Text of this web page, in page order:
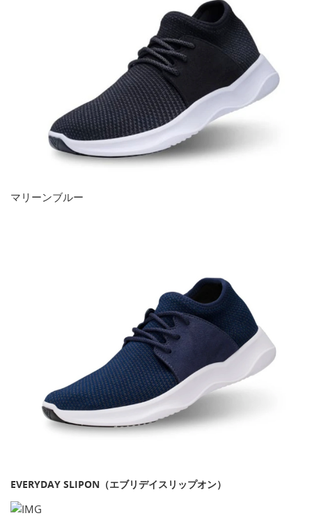
マリーンブルー
EVERYDAY SLIPON（エブリデイスリップオン）